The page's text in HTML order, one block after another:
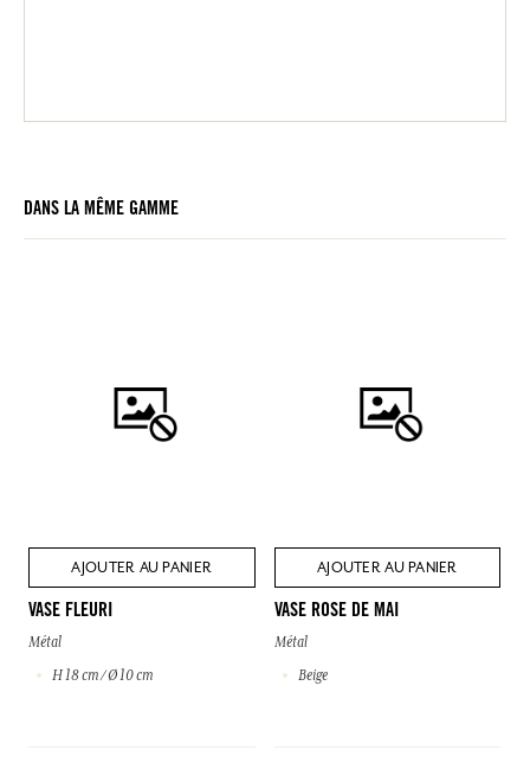
DANS LA MÊME GAMME
AJOUTER AU PANIER
VASE FLEURI
Métal
H 18 cm / Ø 10 cm
AJOUTER AU PANIER
VASE ROSE DE MAI
Métal
Beige